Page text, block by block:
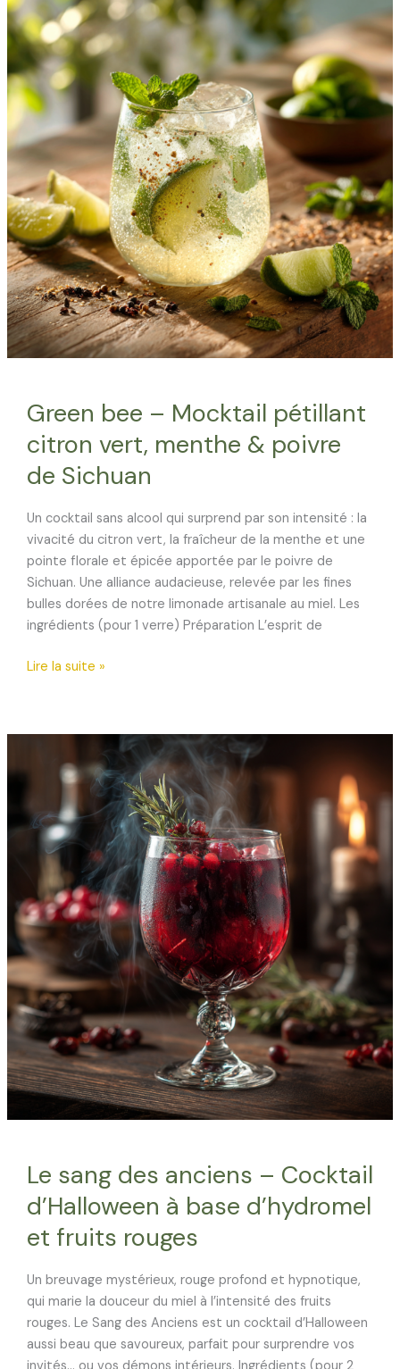
d’hydromel
Green bee – Mocktail pétillant
citron vert, menthe & poivre
de Sichuan
Un cocktail sans alcool qui surprend par son intensité : la
vivacité du citron vert, la fraîcheur de la menthe et une
pointe florale et épicée apportée par le poivre de
Sichuan. Une alliance audacieuse, relevée par les fines
bulles dorées de notre limonade artisanale au miel. Les
ingrédients (pour 1 verre) Préparation L’esprit de
Green
citron
menthe
poivre
de
Sichuan
Lire la suite »
Le sang des anciens – Cocktail
d’Halloween à base d’hydromel
et fruits rouges
Un breuvage mystérieux, rouge profond et hypnotique,
qui marie la douceur du miel à l’intensité des fruits
rouges. Le Sang des Anciens est un cocktail d’Halloween
aussi beau que savoureux, parfait pour surprendre vos
invités… ou vos démons intérieurs. Ingrédients (pour 2